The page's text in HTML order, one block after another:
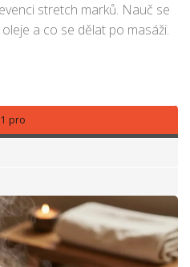
stretch marků. Nauč se
a co se dělat po masáži.
pro